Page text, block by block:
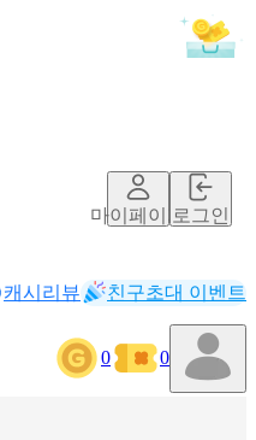
마이페이지로그인
캐시리뷰 친구초대 이벤트
0 0